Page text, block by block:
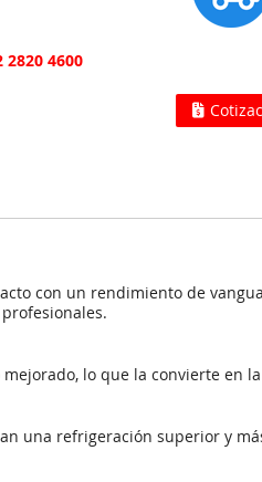
2820 4600
con un rendimiento de
lo que la convierte en
una refrigeración superior y